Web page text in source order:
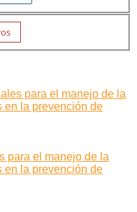
para el manejo de la
en la prevención de
para el manejo de la
en la prevención de